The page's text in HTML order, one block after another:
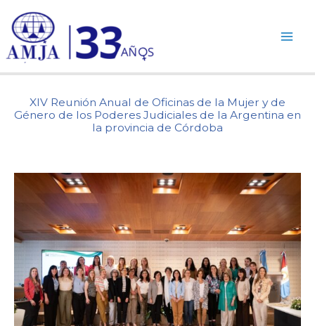
contenido
XIV Reunión Anual de Oficinas de la Mujer y de
Género de los Poderes Judiciales de la Argentina en
la provincia de Córdoba